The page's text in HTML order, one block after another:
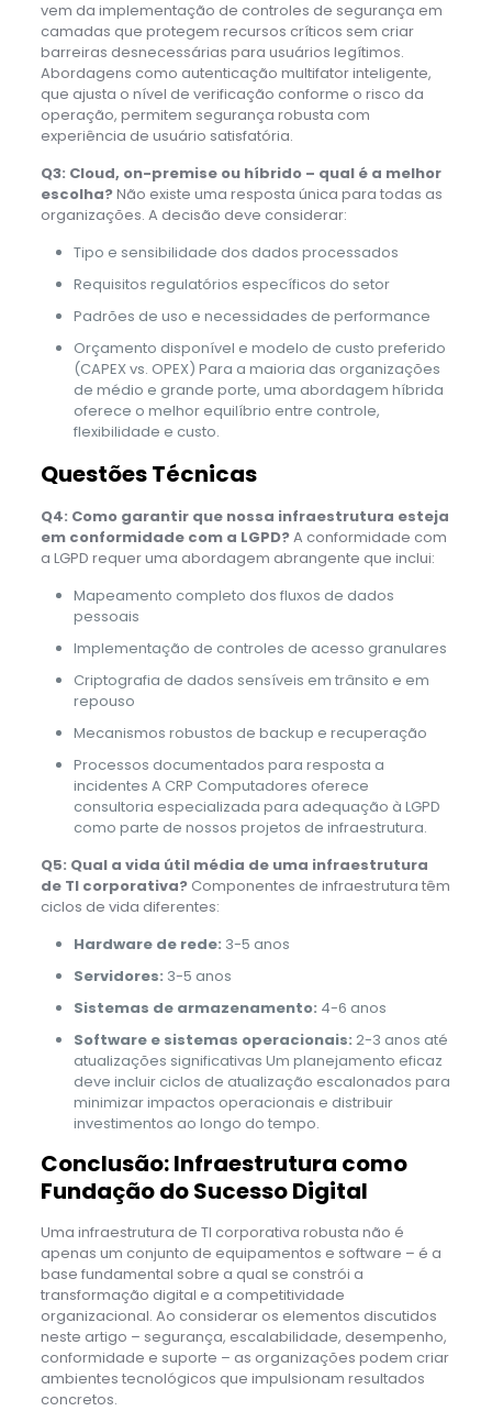
vem da implementação de controles de segurança em
camadas que protegem recursos críticos sem criar
barreiras desnecessárias para usuários legítimos.
Abordagens como autenticação multifator inteligente,
que ajusta o nível de verificação conforme o risco da
operação, permitem segurança robusta com
experiência de usuário satisfatória.
Q3: Cloud, on-premise ou híbrido – qual é a melhor
escolha?Não existe uma resposta única para todas as
organizações. A decisão deve considerar:
Tipo e sensibilidade dos dados processados
Requisitos regulatórios específicos do setor
Padrões de uso e necessidades de performance
Orçamento disponível e modelo de custo preferido
(CAPEX vs. OPEX) Para a maioria das organizações
de médio e grande porte, uma abordagem híbrida
oferece o melhor equilíbrio entre controle,
flexibilidade e custo.
Questões Técnicas
Q4: Como garantir que nossa infraestrutura esteja
em conformidade com a LGPD?A conformidade com
a LGPD requer uma abordagem abrangente que inclui:
Mapeamento completo dos fluxos de dados
pessoais
Implementação de controles de acesso granulares
Criptografia de dados sensíveis em trânsito e em
repouso
Mecanismos robustos de backup e recuperação
Processos documentados para resposta a
incidentes A CRP Computadores oferece
consultoria especializada para adequação à LGPD
como parte de nossos projetos de infraestrutura.
Q5: Qual a vida útil média de uma infraestrutura
de TI corporativa?Componentes de infraestrutura têm
ciclos de vida diferentes:
Hardware de rede: 3-5 anos
Servidores: 3-5 anos
Sistemas de armazenamento: 4-6 anos
Software e sistemas operacionais: 2-3 anos até
atualizações significativas Um planejamento eficaz
deve incluir ciclos de atualização escalonados para
minimizar impactos operacionais e distribuir
investimentos ao longo do tempo.
Conclusão: Infraestrutura como
Fundação do Sucesso Digital
Uma infraestrutura de TI corporativa robusta não é
apenas um conjunto de equipamentos e software – é a
base fundamental sobre a qual se constrói a
transformação digital e a competitividade
organizacional. Ao considerar os elementos discutidos
neste artigo – segurança, escalabilidade, desempenho,
conformidade e suporte – as organizações podem criar
ambientes tecnológicos que impulsionam resultados
concretos.